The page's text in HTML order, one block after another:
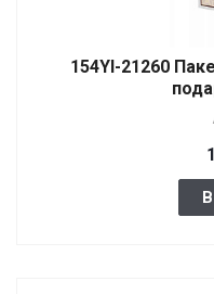
154YI-21260